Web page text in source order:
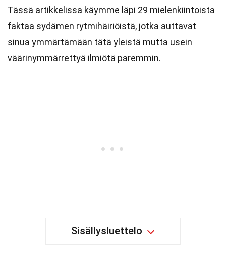
Tässä artikkelissa käymme läpi 29 mielenkiintoista
faktaa sydämen rytmihäiriöistä, jotka auttavat
sinua ymmärtämään tätä yleistä mutta usein
väärinymmärrettyä ilmiötä paremmin.
Sisällysluettelo